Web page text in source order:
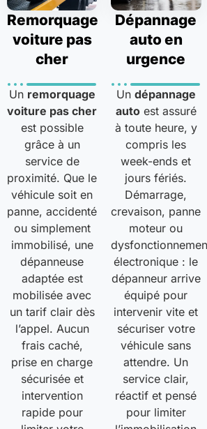
Remorquage
voiture pas
cher
Un remorquage
voiture pas cher
est possible
grâce à un
service de
proximité. Que le
véhicule soit en
panne, accidenté
ou simplement
immobilisé, une
dépanneuse
adaptée est
mobilisée avec
un tarif clair dès
l’appel. Aucun
frais caché,
prise en charge
sécurisée et
intervention
rapide pour
Dépannage
auto en
urgence
Un dépannage
autoest assuré
à toute heure, y
compris les
week-ends et
jours fériés.
Démarrage,
crevaison, panne
moteur ou
électronique : le
dépanneur arrive
équipé pour
intervenir vite et
sécuriser votre
véhicule sans
attendre. Un
service clair,
réactif et pensé
pour limiter